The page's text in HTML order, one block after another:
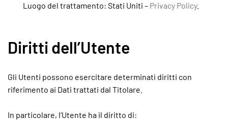
Luogo del trattamento: Stati Uniti – Privacy Policy.
Diritti dell’Utente
Gli Utenti possono esercitare determinati diritti con
riferimento ai Dati trattati dal Titolare.
In particolare, l’Utente ha il diritto di: